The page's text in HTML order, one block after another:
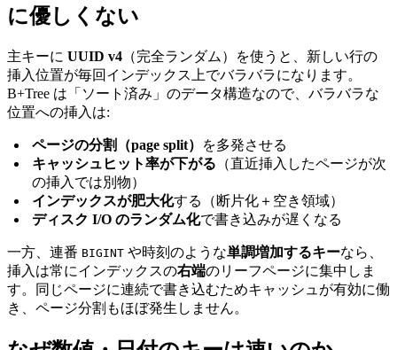
に優しくない
主キーに UUID v4 （完全ランダム）を使うと、新しい行の
挿入位置が毎回インデックス上でバラバラになります。
B+Tree は「ソート済み」のデータ構造なので、バラバラな
位置への挿入は:
ページの分割（page split）
を多発させる
キャッシュヒット率が下がる （直近挿入したページが次
の挿入では別物）
インデックスが肥大化する（断片化＋空き領域）
ディスク I/O のランダム化で書き込みが遅くなる
一方、連番 BIGINT や時刻のような単調増加するキーなら、
挿入は常にインデックスの右端のリーフページに集中しま
す。同じページに連続で書き込むためキャッシュが有効に働
き、ページ分割もほぼ発生しません。